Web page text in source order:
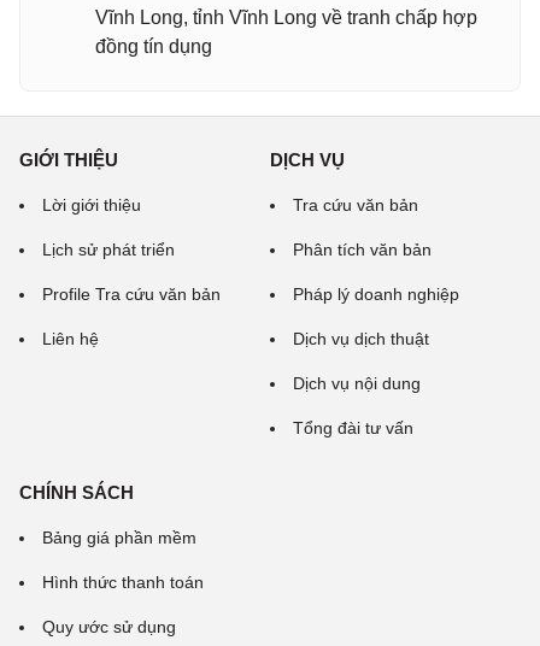
Vĩnh Long, tỉnh Vĩnh Long về tranh chấp hợp
đồng tín dụng
GIỚI THIỆU
Lời giới thiệu
Lịch sử phát triển
Profile Tra cứu văn bản
Liên hệ
DỊCH VỤ
Tra cứu văn bản
Phân tích văn bản
Pháp lý doanh nghiệp
Dịch vụ dịch thuật
Dịch vụ nội dung
Tổng đài tư vấn
CHÍNH SÁCH
Bảng giá phần mềm
Hình thức thanh toán
Quy ước sử dụng